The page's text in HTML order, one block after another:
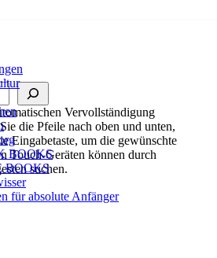
BOOKS
BOOKS
für absolute Anfänger
Vervollständigung
die Pfeile nach oben und unten,
Eingabetaste, um die gewünschte
Touch-Geräten können durch
suchen.